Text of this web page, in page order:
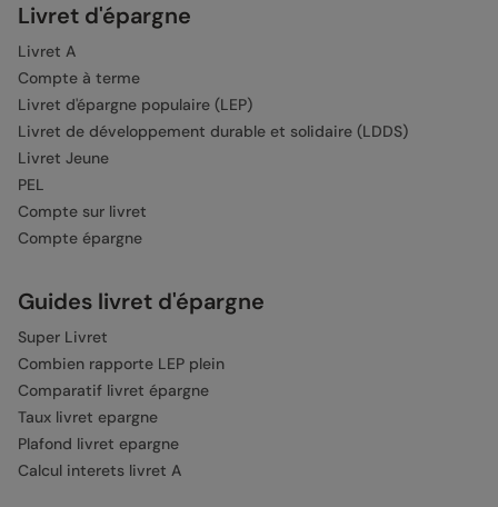
Livret d'épargne
Livret A
Compte à terme
Livret d'épargne populaire (LEP)
Livret de développement durable et solidaire (LDDS)
Livret Jeune
PEL
Compte sur livret
Compte épargne
Guides livret d'épargne
Super Livret
Combien rapporte LEP plein
Comparatif livret épargne
Taux livret epargne
Plafond livret epargne
Calcul interets livret A